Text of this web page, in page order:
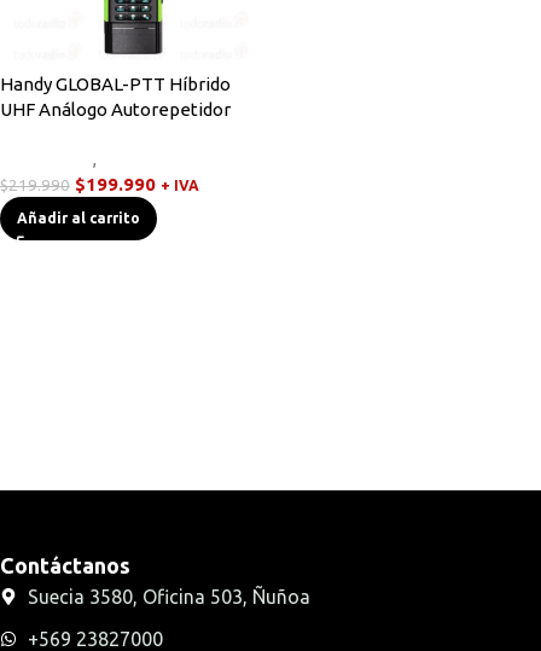
Handy GLOBAL-PTT Híbrido
UHF Análogo Autorepetidor
,
$219.990 $199.990 + IVA
Añadir al carrito
Contáctanos
Suecia 3580, Oficina 503, Ñuñoa
+569 23827000